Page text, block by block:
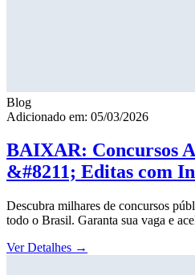
Blog
Adicionado em: 05/03/2026
BAIXAR: Concursos
&#8211; Editas com
Descubra milhares de concursos
todo o Brasil. Garanta sua vaga e
Ver Detalhes →